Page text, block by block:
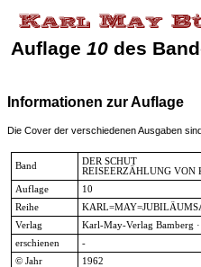
Auflage 10 des
Informationen zur Auflage
Die Cover der verschiedenen Ausgaben
Band
DER SCHUT
REISEERZÄHLUNG VON
Auflage
10
Reihe
Verlag
Karl-May-Verlag Bamberg ·
erschienen
-
© Jahr
1962